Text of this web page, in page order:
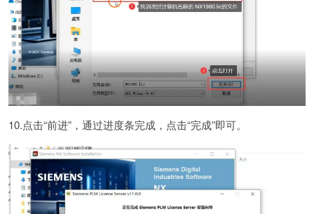
10.点击“前进”，通过进度条完成，点击“完成”即可。